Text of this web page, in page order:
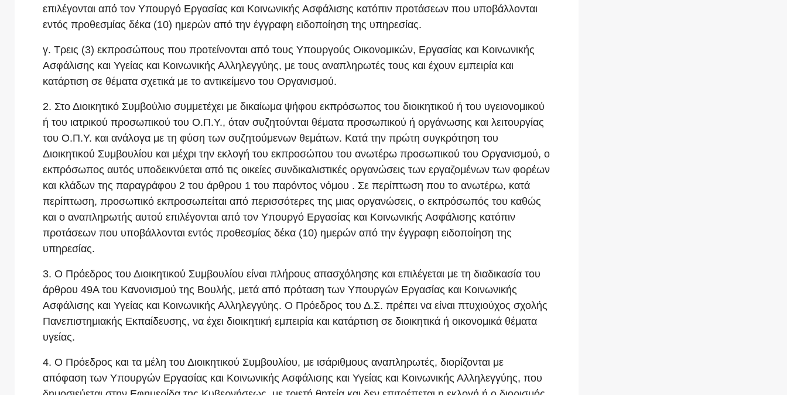
επιλέγονται από τον Υπουργό Εργασίας και Κοινωνικής Ασφάλισης κατόπιν προτάσεων που υποβάλλονται
εντός προθεσμίας δέκα (10) ημερών από την έγγραφη ειδοποίηση της υπηρεσίας.
γ. Τρεις (3) εκπροσώπους που προτείνονται από τους Υπουργούς Οικονομικών, Εργασίας και Κοινωνικής
Ασφάλισης και Υγείας και Κοινωνικής Αλληλεγγύης, με τους αναπληρωτές τους και έχουν εμπειρία και
κατάρτιση σε θέματα σχετικά με το αντικείμενο του Οργανισμού.
2. Στο Διοικητικό Συμβούλιο συμμετέχει με δικαίωμα ψήφου εκπρόσωπος του διοικητικού ή του υγειονομικού
ή του ιατρικού προσωπικού του Ο.Π.Υ., όταν συζητούνται θέματα προσωπικού ή οργάνωσης και λειτουργίας
του Ο.Π.Υ. και ανάλογα με τη φύση των συζητούμενων θεμάτων. Κατά την πρώτη συγκρότηση του
Διοικητικού Συμβουλίου και μέχρι την εκλογή του εκπροσώπου του ανωτέρω προσωπικού του Οργανισμού, ο
εκπρόσωπος αυτός υποδεικνύεται από τις οικείες συνδικαλιστικές οργανώσεις των εργαζομένων των φορέων
και κλάδων της παραγράφου 2 του άρθρου 1 του παρόντος νόμου . Σε περίπτωση που το ανωτέρω, κατά
περίπτωση, προσωπικό εκπροσωπείται από περισσότερες της μιας οργανώσεις, ο εκπρόσωπός του καθώς
και ο αναπληρωτής αυτού επιλέγονται από τον Υπουργό Εργασίας και Κοινωνικής Ασφάλισης κατόπιν
προτάσεων που υποβάλλονται εντός προθεσμίας δέκα (10) ημερών από την έγγραφη ειδοποίηση της
υπηρεσίας.
3. Ο Πρόεδρος του Διοικητικού Συμβουλίου είναι πλήρους απασχόλησης και επιλέγεται με τη διαδικασία του
άρθρου 49Α του Κανονισμού της Βουλής, μετά από πρόταση των Υπουργών Εργασίας και Κοινωνικής
Ασφάλισης και Υγείας και Κοινωνικής Αλληλεγγύης. Ο Πρόεδρος του Δ.Σ. πρέπει να είναι πτυχιούχος σχολής
Πανεπιστημιακής Εκπαίδευσης, να έχει διοικητική εμπειρία και κατάρτιση σε διοικητικά ή οικονομικά θέματα
υγείας.
4. Ο Πρόεδρος και τα μέλη του Διοικητικού Συμβουλίου, με ισάριθμους αναπληρωτές, διορίζονται με
απόφαση των Υπουργών Εργασίας και Κοινωνικής Ασφάλισης και Υγείας και Κοινωνικής Αλληλεγγύης, που